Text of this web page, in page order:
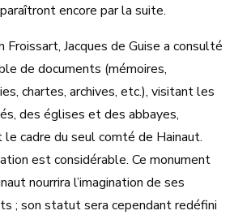
encore par la suite.
Froissart, Jacques de Guise a consulté
de documents (mémoires,
chartes, archives, etc.), visitant les
des églises et des abbayes,
cadre du seul comté de Hainaut.
est considérable. Ce monument
nourrira l’imagination de ses
; son statut sera cependant redéfini